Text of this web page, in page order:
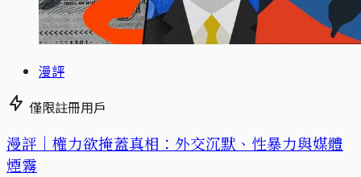
漫評
僅限註冊用戶
漫評｜權力欲掩蓋真相：外交沉默、性暴力與媒體
煙霧